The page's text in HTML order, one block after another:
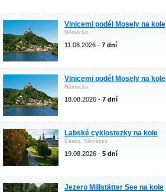
Vinicemi podél Mosely na kole
Německo
11.08.2026 - 7 dní
Vinicemi podél Mosely na kole
Německo
18.08.2026 - 7 dní
Labské cyklostezky na kole
Česko, Německo
19.08.2026 - 5 dní
Jezero Millstätter See na kole